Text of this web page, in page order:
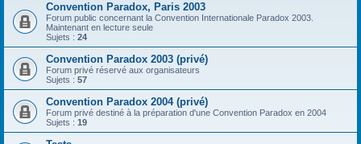
Convention Paradox, Paris 2003
Forum public concernant la Convention Internationale Paradox 2003.
Maintenant en lecture seule
Sujets : 24
Convention Paradox 2003 (privé)
Forum privé réservé aux organisateurs
Sujets : 57
Convention Paradox 2004 (privé)
Forum privé destiné à la préparation d'une Convention Paradox en 2004
Sujets : 19